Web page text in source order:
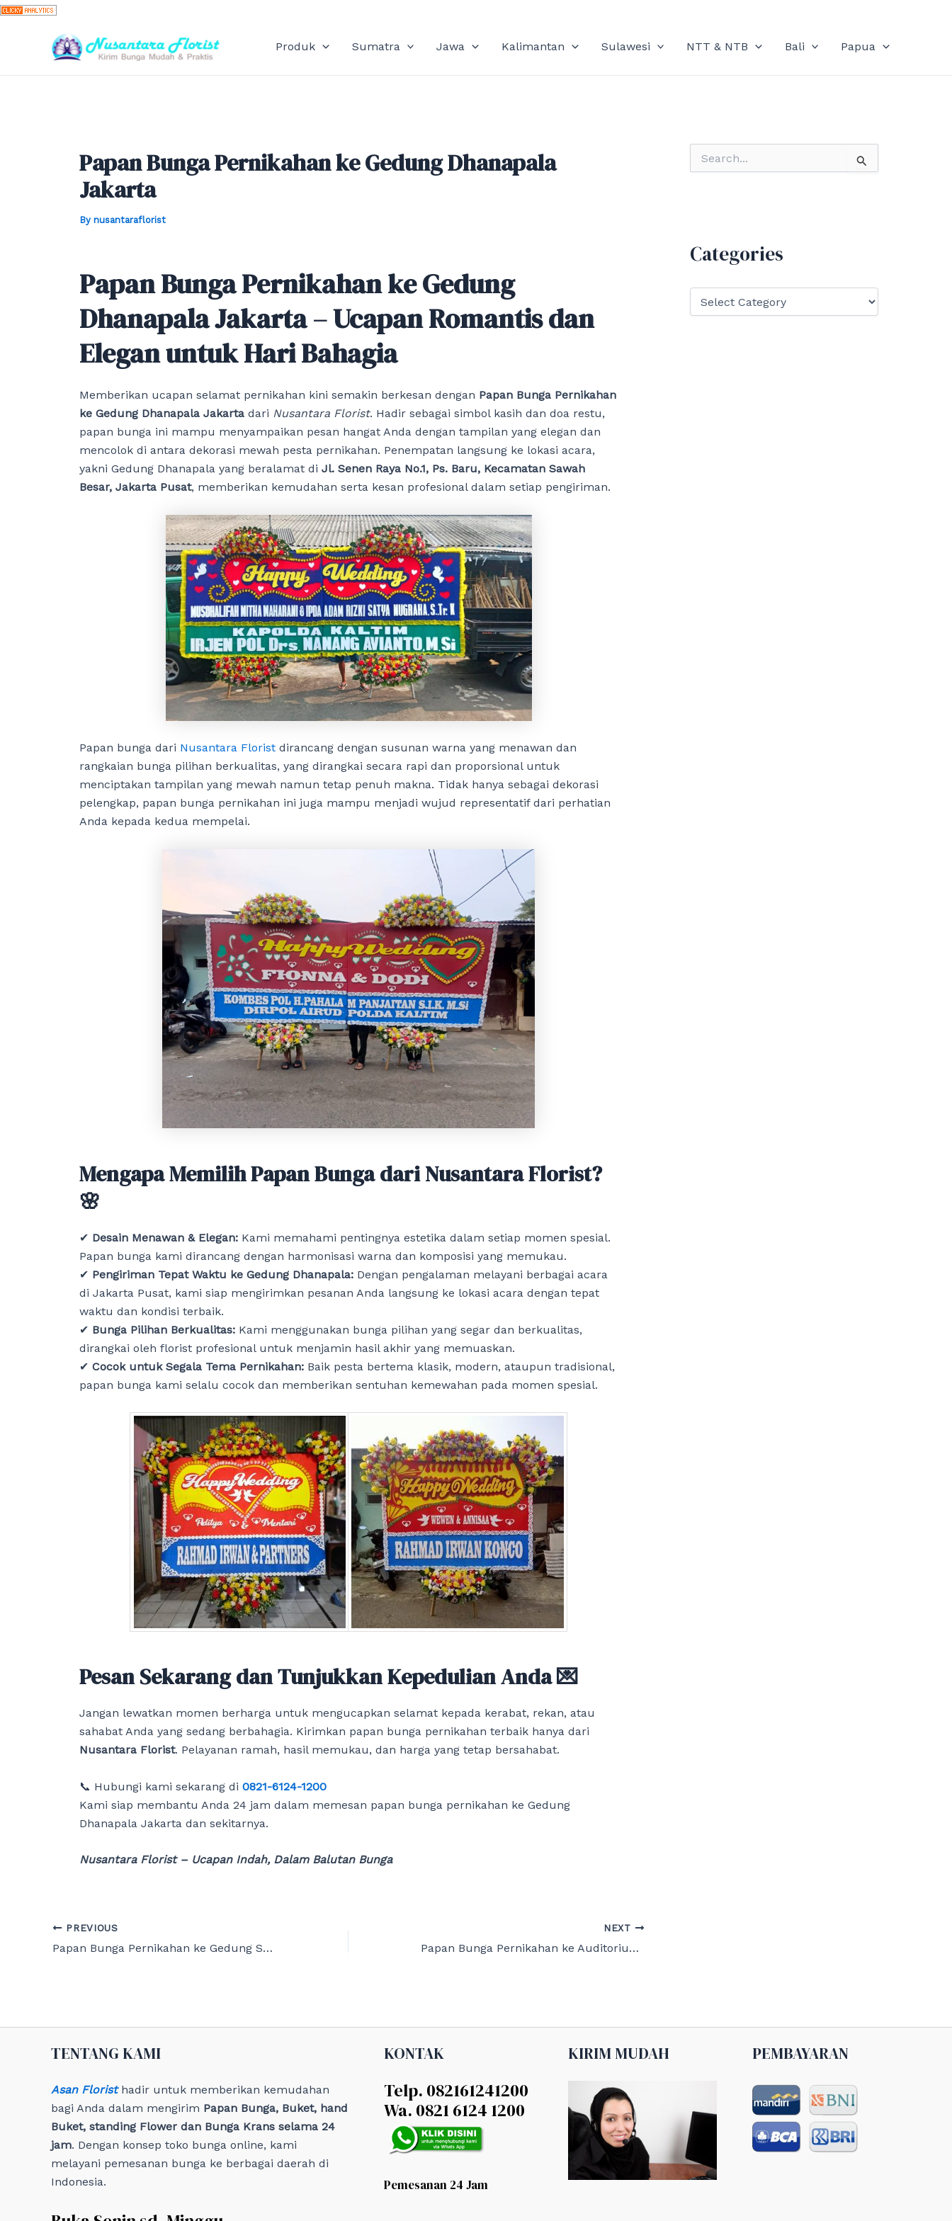
Skip
content
Produk Sumatra Jawa Kalimantan Sulawesi NTT & NTB Bali Papua
Papan Bunga Pernikahan ke Gedung Dhanapala
Jakarta
By nusantaraflorist
Papan Bunga Pernikahan ke Gedung
Dhanapala Jakarta – Ucapan Romantis dan
Elegan untuk Hari Bahagia
Memberikan ucapan selamat pernikahan kini semakin berkesan dengan Papan Bunga Pernikahan
ke Gedung Dhanapala Jakarta dari Nusantara Florist. Hadir sebagai simbol kasih dan doa restu,
papan bunga ini mampu menyampaikan pesan hangat Anda dengan tampilan yang elegan dan
mencolok di antara dekorasi mewah pesta pernikahan. Penempatan langsung ke lokasi acara,
yakni Gedung Dhanapala yang beralamat di Jl. Senen Raya No.1, Ps. Baru, Kecamatan Sawah
Besar, Jakarta Pusat, memberikan kemudahan serta kesan profesional dalam setiap pengiriman.
Papan bunga dari Nusantara Florist dirancang dengan susunan warna yang menawan dan
rangkaian bunga pilihan berkualitas, yang dirangkai secara rapi dan proporsional untuk
menciptakan tampilan yang mewah namun tetap penuh makna. Tidak hanya sebagai dekorasi
pelengkap, papan bunga pernikahan ini juga mampu menjadi wujud representatif dari perhatian
Anda kepada kedua mempelai.
Mengapa Memilih Papan Bunga dari Nusantara Florist?
🌸
✔ Desain Menawan & Elegan: Kami memahami pentingnya estetika dalam setiap momen spesial.
Papan bunga kami dirancang dengan harmonisasi warna dan komposisi yang memukau.
✔ Pengiriman Tepat Waktu ke Gedung Dhanapala: Dengan pengalaman melayani berbagai acara
di Jakarta Pusat, kami siap mengirimkan pesanan Anda langsung ke lokasi acara dengan tepat
waktu dan kondisi terbaik.
✔ Bunga Pilihan Berkualitas: Kami menggunakan bunga pilihan yang segar dan berkualitas,
dirangkai oleh florist profesional untuk menjamin hasil akhir yang memuaskan.
✔ Cocok untuk Segala Tema Pernikahan: Baik pesta bertema klasik, modern, ataupun tradisional,
papan bunga kami selalu cocok dan memberikan sentuhan kemewahan pada momen spesial.
Pesan Sekarang dan Tunjukkan Kepedulian Anda 💌
Jangan lewatkan momen berharga untuk mengucapkan selamat kepada kerabat, rekan, atau
sahabat Anda yang sedang berbahagia. Kirimkan papan bunga pernikahan terbaik hanya dari
Nusantara Florist. Pelayanan ramah, hasil memukau, dan harga yang tetap bersahabat.
📞 Hubungi kami sekarang di 0821-6124-1200
Kami siap membantu Anda 24 jam dalam memesan papan bunga pernikahan ke Gedung
Dhanapala Jakarta dan sekitarnya.
Nusantara Florist – Ucapan Indah, Dalam Balutan Bunga
Post
navigation
PREVIOUS
Papan Bunga Pernikahan ke Gedung Sasana Modern Jakarta
NEXT
Papan Bunga Pernikahan ke Auditorium BMKG Jakarta
o
Categories
TENTANG KAMI
Asan Floristhadir untuk memberikan kemudahan
bagi Anda dalam mengirim Papan Bunga, Buket, hand
Buket, standing Flower dan Bunga Krans selama 24
jam. Dengan konsep toko bunga online, kami
melayani pemesanan bunga ke berbagai daerah di
Indonesia.
KONTAK
Telp. 082161241200
Wa. 0821 6124 1200
Pemesanan 24 Jam
KIRIM MUDAH PEMBAYARAN